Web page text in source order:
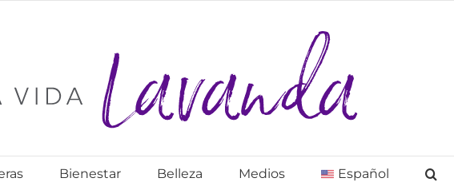
Bienestar Belleza Medios Español